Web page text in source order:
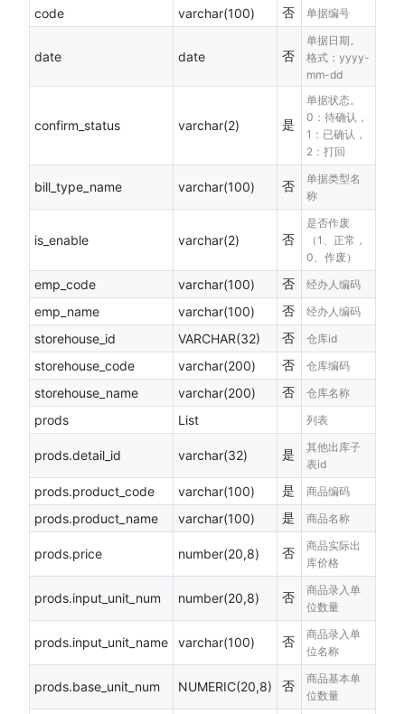
code varchar(100) 否 单据编号
date date 否
单据日期。
格式：yyyy-
mm-dd
confirm_status varchar(2) 是
单据状态。
0：待确认，
1：已确认，
2：打回
bill_type_name varchar(100) 否
单据类型名
称
is_enable varchar(2) 否
是否作废
（1、正常，
0、作废）
emp_code varchar(100) 否 经办人编码
emp_name varchar(100) 否 经办人编码
storehouse_id VARCHAR(32) 否 仓库id
storehouse_code varchar(200) 否 仓库编码
storehouse_name varchar(200) 否 仓库名称
prods List 列表
prods.detail_id varchar(32) 是
其他出库子
表id
prods.product_code varchar(100) 是 商品编码
prods.product_name varchar(100) 是 商品名称
prods.price number(20,8) 否
商品实际出
库价格
prods.input_unit_num number(20,8) 否
商品录入单
位数量
prods.input_unit_name varchar(100) 否
商品录入单
位名称
prods.base_unit_num NUMERIC(20,8) 否
商品基本单
位数量